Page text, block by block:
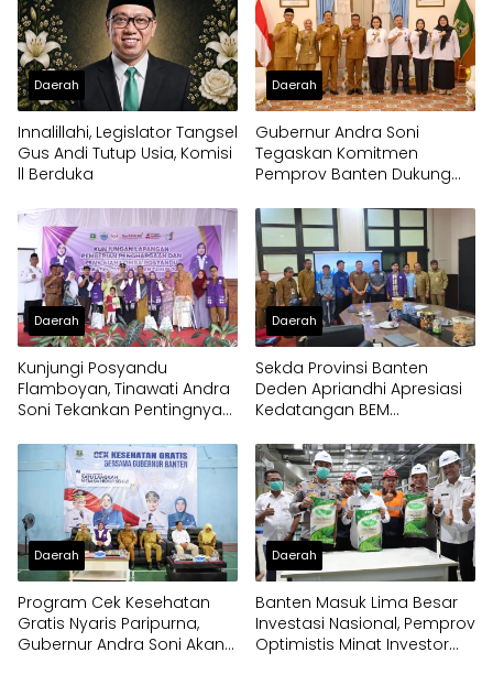
Daerah
Innalillahi, Legislator Tangsel
Gus Andi Tutup Usia, Komisi
ll Berduka
Daerah
Gubernur Andra Soni
Tegaskan Komitmen
Pemprov Banten Dukung
Gratis
Daerah
Kunjungi Posyandu
Flamboyan, Tinawati Andra
Soni Tekankan Pentingnya
Daerah
Sekda Provinsi Banten
Deden Apriandhi Apresiasi
Kedatangan BEM
Daerah
Program Cek Kesehatan
Gratis Nyaris Paripurna,
Gubernur Andra Soni Akan
Daerah
Banten Masuk Lima Besar
Investasi Nasional, Pemprov
Optimistis Minat Investor